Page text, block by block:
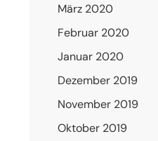
März 2020
Februar 2020
Januar 2020
Dezember 2019
November 2019
Oktober 2019